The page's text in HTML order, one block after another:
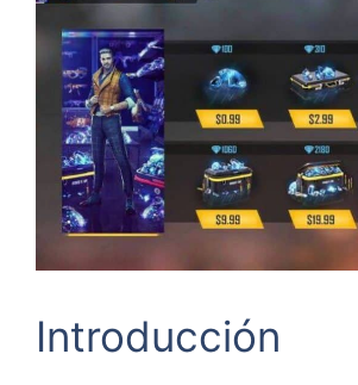
Introducción